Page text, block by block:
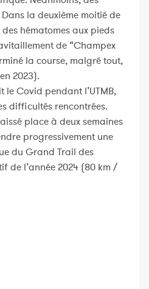
la deuxième moitié de
hématomes aux pieds
de “Champex
la course, malgré tout,
2023).
le Covid pendant l’UTMB,
difficultés rencontrées.
place à deux semaines
progressivement une
du Grand Trail des
de l’année 2024 (80 km /